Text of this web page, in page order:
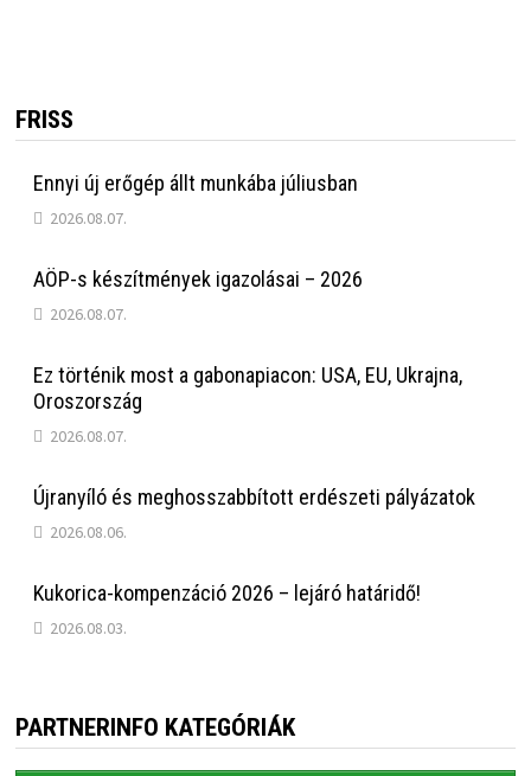
FRISS
Ennyi új erőgép állt munkába júliusban
2026.08.07.
AÖP-s készítmények igazolásai – 2026
2026.08.07.
Ez történik most a gabonapiacon: USA, EU, Ukrajna,
Oroszország
2026.08.07.
Újranyíló és meghosszabbított erdészeti pályázatok
2026.08.06.
Kukorica-kompenzáció 2026 – lejáró határidő!
2026.08.03.
PARTNERINFO KATEGÓRIÁK